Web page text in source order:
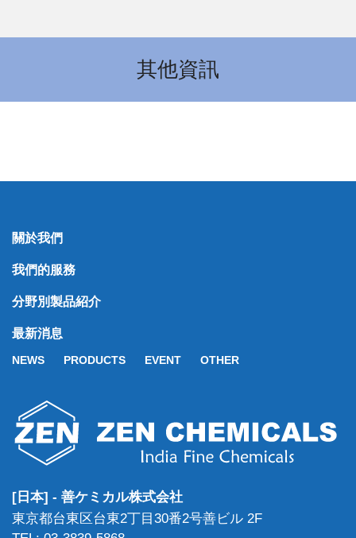
其他資訊
關於我們
我們的服務
分野別製品紹介
最新消息
NEWS PRODUCTS EVENT OTHER
[日本] - 善ケミカル株式会社
東京都台東区台東2丁目30番2号善ビル 2F